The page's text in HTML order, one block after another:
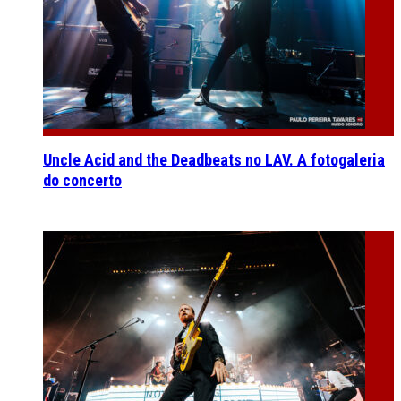
Uncle Acid and the Deadbeats no LAV. A fotogaleria
do concerto